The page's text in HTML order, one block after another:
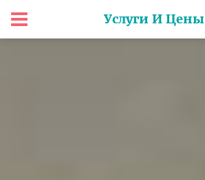
Услуги И Цены